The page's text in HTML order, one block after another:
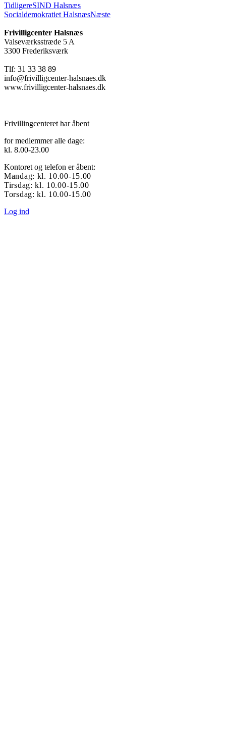
TidligereSIND Halsnæs
Socialdemokratiet HalsnæsNæste
Frivilligcenter Halsnæs
Valseværksstræde 5 A
3300 Frederiksværk
Tlf: 31 33 38 89
info@frivilligcenter-halsnaes.dk
www.frivilligcenter-halsnaes.dk
Frivillingcenteret har åbent
for medlemmer alle dage:
kl. 8.00-23.00
Kontoret og telefon er åbent:
Mandag: kl. 10.00-15.00
Tirsdag: kl. 10.00-15.00
Torsdag: kl. 10.00-15.00
Log ind